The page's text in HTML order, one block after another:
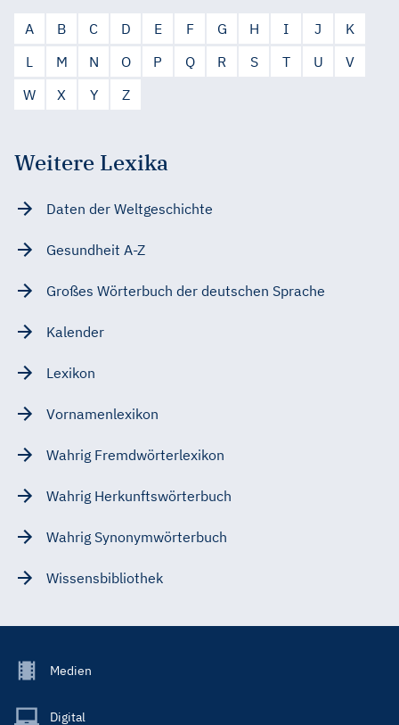
A B C D E F G H I J
K
L
M N O P Q R S T U
V
W
X Y Z
Weitere Lexika
Daten der Weltgeschichte
Gesundheit A-Z
Großes Wörterbuch der deutschen Sprache
Kalender
Lexikon
Vornamenlexikon
Wahrig Fremdwörterlexikon
Wahrig Herkunftswörterbuch
Wahrig Synonymwörterbuch
Wissensbibliothek
Footer
Main
Medien
Digital